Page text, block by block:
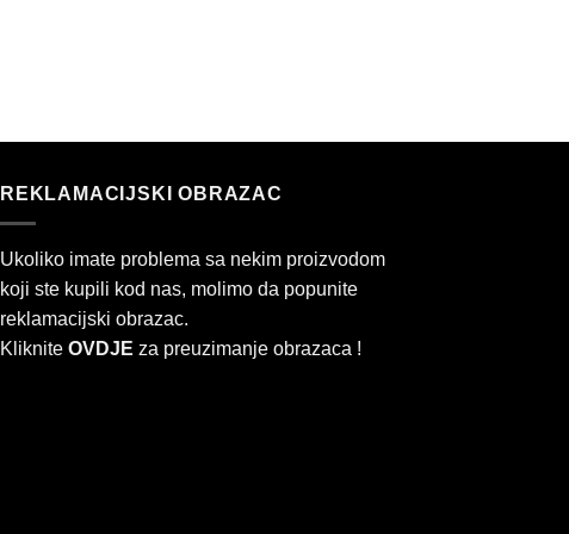
REKLAMACIJSKI OBRAZAC
Ukoliko imate problema sa nekim proizvodom
koji ste kupili kod nas, molimo da popunite
reklamacijski obrazac.
Kliknite OVDJE za preuzimanje obrazaca !